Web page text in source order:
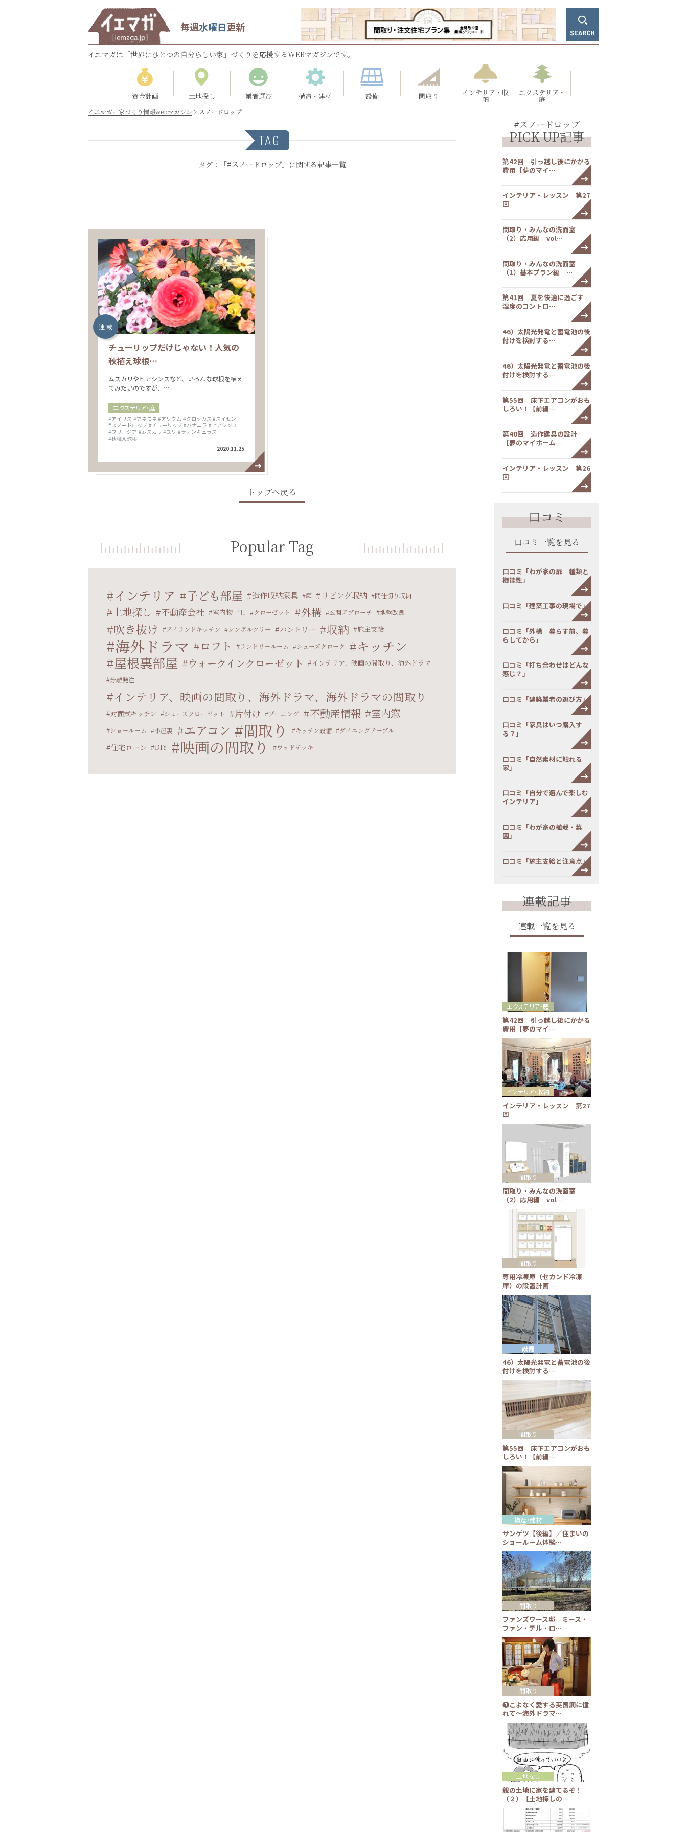
毎週水曜日更新
イエマガは「世界にひとつの自分らしい家」づくりを応援するWEBマガジンです。
資金計画 土地探し 業者選び 構造・建材 設備 間取り インテリア・収
納
エクステリア・
庭
イエマガー家づくり情報webマガジン > スノードロップ
TAG
タグ：「#スノードロップ」に関する記事一覧
連 載
チューリップだけじゃない！人気の
秋植え球根…
ムスカリやヒアシンスなど、いろんな球根を植え
てみたいのですが、…
エクステリア・庭
#アイリス #アネモネ#アリウム #クロッカス #スイセン
#スノードロップ #チューリップ#ハナニラ #ヒアシンス
#フリージア #ムスカリ #ユリ #ラナンキュラス
#秋植え球根
2020.11.25
トップへ戻る
Popular Tag
インテリア 子ども部屋 造作収納家具 庭 リビング収納 間仕切り収納
土地探し 不動産会社 室内物干し クローゼット 外構 玄関アプローチ 地盤改良
吹き抜け アイランドキッチン シンボルツリー パントリー 収納 施主支給
海外ドラマ ロフト ランドリールーム シューズクローク キッチン
屋根裏部屋 ウォークインクローゼット インテリア、映画の間取り、海外ドラマ
分離発注
インテリア、映画の間取り、海外ドラマ、海外ドラマの間取り
対面式キッチン シューズクローゼット 片付け ゾーニング 不動産情報 室内窓
ショールーム 小屋裏 エアコン 間取り キッチン設備 ダイニングテーブル
住宅ローン DIY 映画の間取り ウッドデッキ
#スノードロップ
PICK UP記事
第42回 引っ越し後にかかる
費用【夢のマイ…
インテリア・レッスン 第27
回
間取り・みんなの洗面室
（2）応用編 vol…
間取り・みんなの洗面室
（1）基本プラン編 …
第41回 夏を快適に過ごす
湿度のコントロ…
46）太陽光発電と蓄電池の後
付けを検討する…
46）太陽光発電と蓄電池の後
付けを検討する…
第55回 床下エアコンがおも
しろい！【前編…
第40回 造作建具の設計
【夢のマイホーム…
インテリア・レッスン 第26
回
口コミ
口コミ一覧を見る
口コミ「わが家の扉 種類と
機能性」
口コミ「建築工事の現場で」
口コミ「外構 暮らす前、暮
らしてから」
口コミ「打ち合わせはどんな
感じ？」
口コミ「建築業者の選び方」
口コミ「家具はいつ購入す
る？」
口コミ「自然素材に触れる
家」
口コミ「自分で選んで楽しむ
インテリア」
口コミ「わが家の植栽・菜
園」
口コミ「施主支給と注意点」
連載記事
連載一覧を見る
第42回 引っ越し後にかかる
費用【夢のマイ…
エクステリア・庭
インテリア・レッスン 第27
回
インテリア・収納
間取り・みんなの洗面室
（2）応用編 vol…
間取り
専用冷凍庫（セカンド冷凍
庫）の設置計画 …
間取り
46）太陽光発電と蓄電池の後
付けを検討する…
設備
第55回 床下エアコンがおも
しろい！【前編…
間取り
サンゲツ【後編】／住まいの
ショールーム体験…
構造・建材
ファンズワース邸 ミース・
ファン・デル・ロ…
間取り
❶こよなく愛する英国調に憧
れて～海外ドラマ…
間取り
親の土地に家を建てるぞ！
（２）【土地探しの…
土地探し